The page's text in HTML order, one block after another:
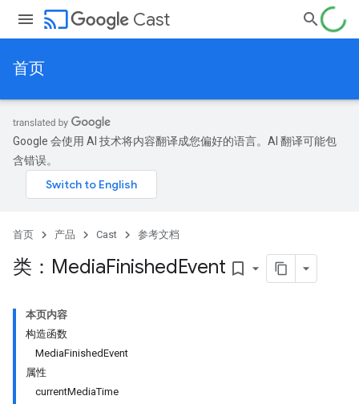
cast Cast
首页
Google 会使用 AI 技术将内容翻译成您偏好的语言。AI 翻译可能包
含错误。
首页 产品 Cast 参考文档
类：MediaFinishedEvent bookmark_border
本页内容
构造函数
MediaFinishedEvent
属性
currentMediaTime